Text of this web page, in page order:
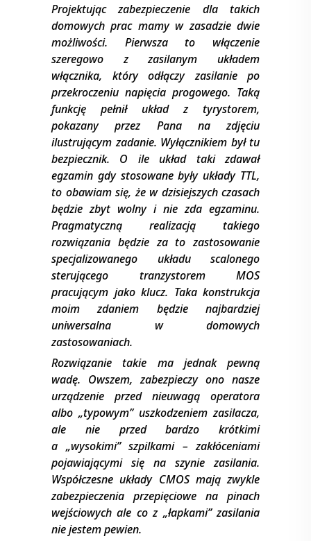
Projektując zabezpieczenie dla takich
domowych prac mamy w zasadzie dwie
możliwości. Pierwsza to włączenie
szeregowo z zasilanym układem
włącznika, który odłączy zasilanie po
przekroczeniu napięcia progowego. Taką
funkcję pełnił układ z tyrystorem,
pokazany przez Pana na zdjęciu
ilustrującym zadanie. Wyłącznikiem był tu
bezpiecznik. O ile układ taki zdawał
egzamin gdy stosowane były układy TTL,
to obawiam się, że w dzisiejszych czasach
będzie zbyt wolny i nie zda egzaminu.
Pragmatyczną realizacją takiego
rozwiązania będzie za to zastosowanie
specjalizowanego układu scalonego
sterującego tranzystorem MOS
pracującym jako klucz. Taka konstrukcja
moim zdaniem będzie najbardziej
uniwersalna w domowych
zastosowaniach.
Rozwiązanie takie ma jednak pewną
wadę. Owszem, zabezpieczy ono nasze
urządzenie przed nieuwagą operatora
albo „typowym’’ uszkodzeniem zasilacza,
ale nie przed bardzo krótkimi
a „wysokimi’’ szpilkami – zakłóceniami
pojawiającymi się na szynie zasilania.
Współczesne układy CMOS mają zwykle
zabezpieczenia przepięciowe na pinach
wejściowych ale co z „łapkami’’ zasilania
nie jestem pewien.